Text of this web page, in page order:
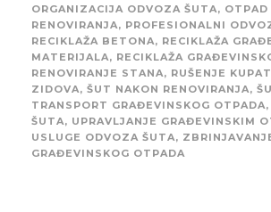
ORGANIZACIJA ODVOZA ŠUTA, OTPAD
RENOVIRANJA, PROFESIONALNI
RECIKLAŽA BETONA, RECIKLAŽA
MATERIJALA, RECIKLAŽA
RENOVIRANJE STANA, RUŠENJE
ZIDOVA, ŠUT NAKON RENOVIRANJA,
TRANSPORT GRAĐEVINSKOG OTPADA,
ŠUTA, UPRAVLJANJE GRAĐEVINSKIM
USLUGE ODVOZA ŠUTA,
GRAĐEVINSKOG OTPADA